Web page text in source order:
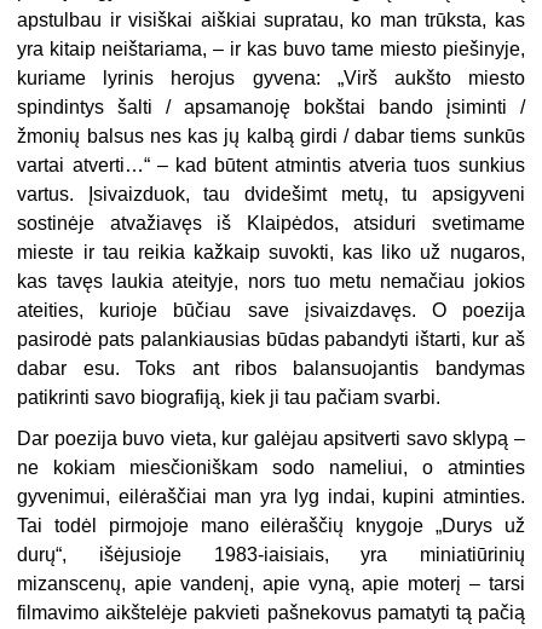
apstulbau ir visiškai aiškiai supratau, ko man trūksta, kas
yra kitaip neištariama, – ir kas buvo tame miesto piešinyje,
kuriame lyrinis herojus gyvena: „Virš aukšto miesto
spindintys šalti / apsamanoję bokštai bando įsiminti /
žmonių balsus nes kas jų kalbą girdi / dabar tiems sunkūs
vartai atverti…“ – kad būtent atmintis atveria tuos sunkius
vartus. Įsivaizduok, tau dvidešimt metų, tu apsigyveni
sostinėje atvažiavęs iš Klaipėdos, atsiduri svetimame
mieste ir tau reikia kažkaip suvokti, kas liko už nugaros,
kas tavęs laukia ateityje, nors tuo metu nemačiau jokios
ateities, kurioje būčiau save įsivaizdavęs. O poezija
pasirodė pats palankiausias būdas pabandyti ištarti, kur aš
dabar esu. Toks ant ribos balansuojantis bandymas
patikrinti savo biografiją, kiek ji tau pačiam svarbi.
Dar poezija buvo vieta, kur galėjau apsitverti savo sklypą –
ne kokiam miesčioniškam sodo nameliui, o atminties
gyvenimui, eilėraščiai man yra lyg indai, kupini atminties.
Tai todėl pirmojoje mano eilėraščių knygoje „Durys už
durų“, išėjusioje 1983-iaisiais, yra miniatiūrinių
mizanscenų, apie vandenį, apie vyną, apie moterį – tarsi
filmavimo aikštelėje pakvieti pašnekovus pamatyti tą pačią